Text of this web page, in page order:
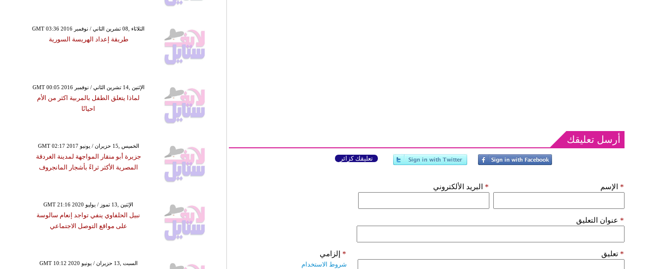
أرسل تعليقك
تعليقك كزائر
الإسم * البريد الألكتروني *
عنوان التعليق *
تعليق * إلزامي *
شروط الاستخدام
GMT 03:36 2016 الثلاثاء ,08 تشرين الثاني / نوفمبر
طريقة إعداد الهريسة السورية
GMT 00:05 2016 الإثنين ,14 تشرين الثاني / نوفمبر
لماذا يتعلق الطفل بالمربية اكثر من الأم
احيانًا
GMT 02:17 2017 الخميس ,15 حزيران / يونيو
جزيرة أبو منقار المواجهة لمدينة الغردقة
المصرية الأكثر ثراءً بأشجار المانجروف
GMT 21:16 2020 الإثنين ,13 تموز / يوليو
نبيل الحلفاوي ينفي تواجد إنعام سالوسة
على مواقع التوصل الاجتماعي
GMT 10:12 2020 السبت ,13 حزيران / يونيو